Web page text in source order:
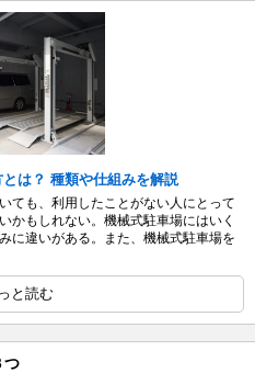
は？ 種類や仕組みを解説
ても、利用したことがない人にとって
かもしれない。機械式駐車場にはいく
に違いがある。また、機械式駐車場を
と読む
つ